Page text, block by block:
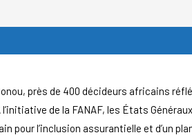
près de 400 décideurs africains
de la FANAF, les États
pour l’inclusion assurantielle et d’un